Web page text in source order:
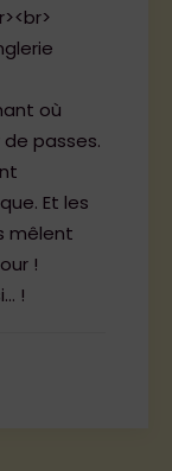
où
passes.
Et les
mêlent
!
!